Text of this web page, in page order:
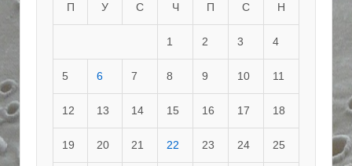
П У С Ч П С Н
1 2 3 4
5 6 7 8 9 10 11
12 13 14 15 16 17 18
19 20 21 22 23 24 25